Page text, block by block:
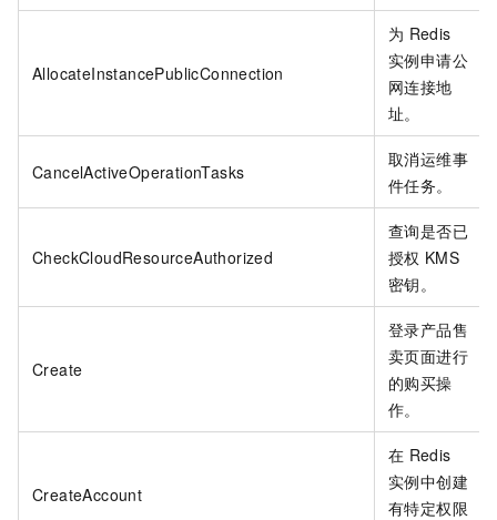
AllocateInstancePublicConnection
为 Redis
实例申请公
网连接地
址。
CancelActiveOperationTasks
取消运维事
件任务。
CheckCloudResourceAuthorized
查询是否已
授权 KMS
密钥。
Create
登录产品售
卖页面进行
的购买操
作。
CreateAccount
在 Redis
实例中创建
有特定权限